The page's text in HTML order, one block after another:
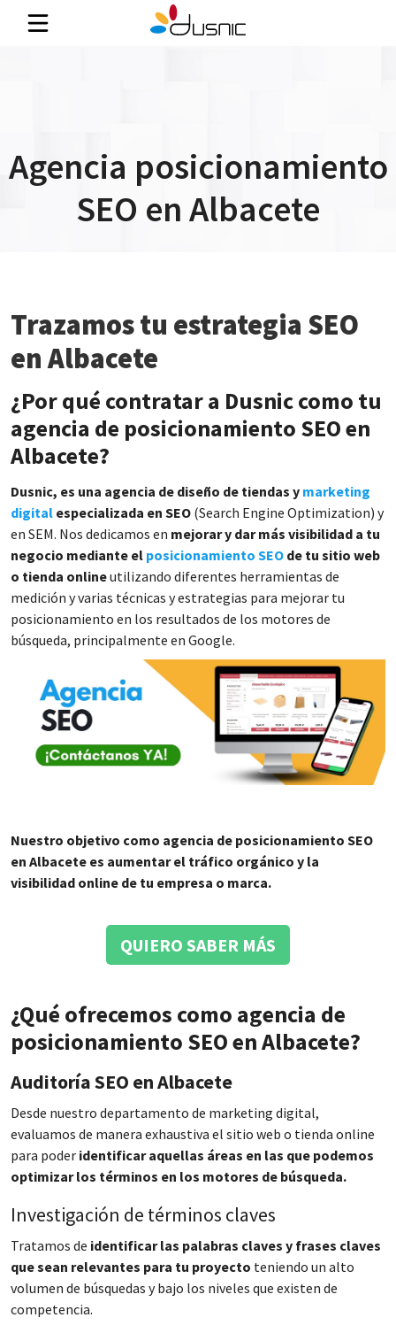
Agencia posicionamiento
SEO en Albacete
Trazamos tu estrategia SEO
en Albacete
¿Por qué contratar a Dusnic como tu
agencia de posicionamiento SEO en
Albacete?
Dusnic, es una agencia de diseño de tiendas y marketing
digital especializada en SEO (Search Engine Optimization) y
en SEM. Nos dedicamos en mejorar y dar más visibilidad a tu
negocio mediante el posicionamiento SEO de tu sitio web
o tienda onlineutilizando diferentes herramientas de
medición y varias técnicas y estrategias para mejorar tu
posicionamiento en los resultados de los motores de
búsqueda, principalmente en Google.
Nuestro objetivo como agencia de posicionamiento SEO
en Albacete es aumentar el tráfico orgánico y la
visibilidad online de tu empresa o marca.
QUIERO SABER MÁS
¿Qué ofrecemos como agencia de
posicionamiento SEO en Albacete?
Auditoría SEO en Albacete
Desde nuestro departamento de marketing digital,
evaluamos de manera exhaustiva el sitio web o tienda online
para poder identificar aquellas áreas en las que podemos
optimizar los términos en los motores de búsqueda.
Investigación de términos claves
Tratamos de identificar las palabras claves y frases claves
que sean relevantes para tu proyecto teniendo un alto
volumen de búsquedas y bajo los niveles que existen de
competencia.